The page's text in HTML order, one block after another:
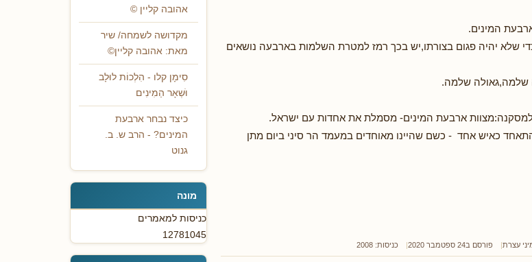
המינים.
שלא יהיה פגום בצורתו,יש בכך רמז למטרת השלמות בארבעה נושאים
שלמה.
למסקנה:מצוות ארבעת המינים- מסמלת את אחדות עם ישראל.
כאיש אחד - כשם שהיינו מאוחדים במעמד הר סיני ביום מתן
עצרת פורסם ב24 ספטמבר 2020 כניסות: 2008
אהובה קליין ©
מקדושה לשמחה/ שיר
מאת: אהובה קליין©
סִימָן קלו - הִלְכוֹת לוּלָב
וֹּשְאָר הַמִינִים
כיצד נבחר ארבעת
המינים? - הרב ש. ב.
גנוט
מונה
כניסות למאמרים
12781045